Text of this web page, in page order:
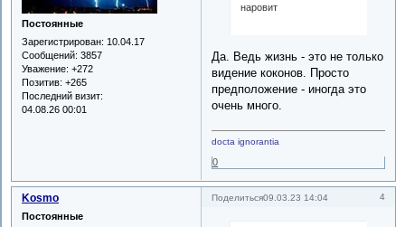
Постоянные
Зарегистрирован: 10.04.17
Сообщений: 3857
Уважение: +272
Позитив: +265
Последний визит:
04.08.26 00:01
наровит
Да. Ведь жизнь - это не только
видение коконов. Просто
предположение - иногда это
очень много.
docta ignorantia
0
Поделиться 4
09.03.23 14:04
Kosmo
Постоянные